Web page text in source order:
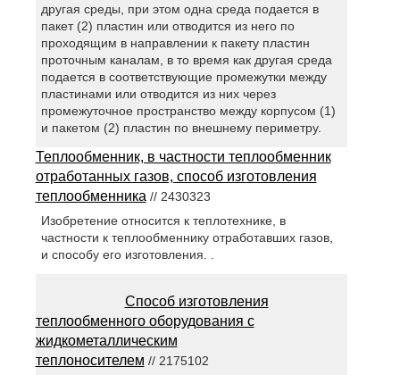
другая среды, при этом одна среда подается в
пакет (2) пластин или отводится из него по
проходящим в направлении к пакету пластин
проточным каналам, в то время как другая среда
подается в соответствующие промежутки между
пластинами или отводится из них через
промежуточное пространство между корпусом (1)
и пакетом (2) пластин по внешнему периметру.
Теплообменник, в частности теплообменник
отработанных газов, способ изготовления
теплообменника // 2430323
Изобретение относится к теплотехнике, в
частности к теплообменнику отработавших газов,
и способу его изготовления. .
Способ изготовления
теплообменного оборудования с
жидкометаллическим
теплоносителем // 2175102